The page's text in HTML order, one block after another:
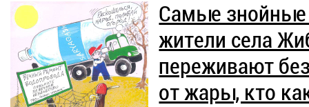
Самые знойные
жители села
переживают
от жары, кто